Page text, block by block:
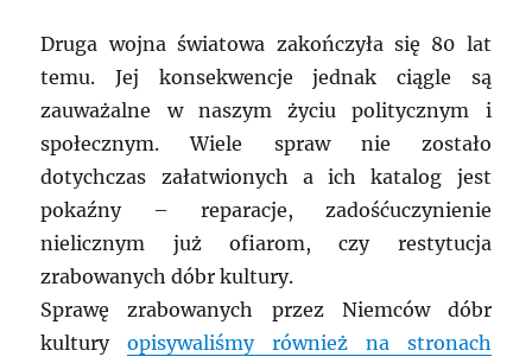
Druga wojna światowa zakończyła się 80 lat
temu. Jej konsekwencje jednak ciągle są
zauważalne w naszym życiu politycznym i
społecznym. Wiele spraw nie zostało
dotychczas załatwionych a ich katalog jest
pokaźny – reparacje, zadośćuczynienie
nielicznym już ofiarom, czy restytucja
zrabowanych dóbr kultury.
Sprawę zrabowanych przez Niemców dóbr
kulturyopisywaliśmy również na stronach